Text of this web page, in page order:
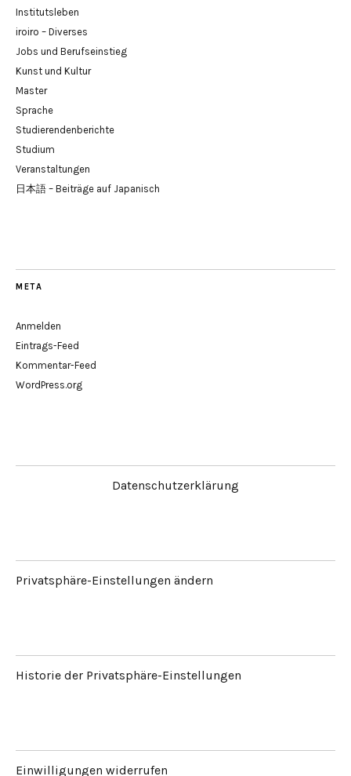
Institutsleben
iroiro – Diverses
Jobs und Berufseinstieg
Kunst und Kultur
Master
Sprache
Studierendenberichte
Studium
Veranstaltungen
日本語 – Beiträge auf Japanisch
META
Anmelden
Eintrags-Feed
Kommentar-Feed
WordPress.org
Datenschutzerklärung
Privatsphäre-Einstellungen ändern
Historie der Privatsphäre-Einstellungen
Einwilligungen widerrufen